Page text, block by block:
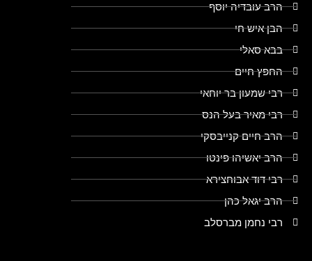
הרב עובדיה יוסף
הבן איש חי
בבא סאלי
החפץ חיים
רבי שמעון בר יוחאי
רבי מאיר בעל הנס
הרב חיים קנייבסקי
הרב יאשיהו פינטו
רבי דוד אבוחצירא
הרב יגאל כהן
רבי נחמן מברסלב